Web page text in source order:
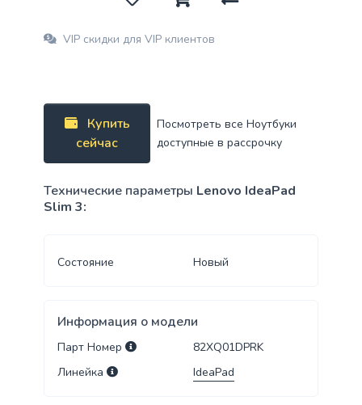
VIP скидки для VIP клиентов
Купить
сейчас
Посмотреть все Ноутбуки
доступные в рассрочку
Технические параметры Lenovo IdeaPad
Slim 3:
Состояние Новый
Информация о модели
Парт Номер
82XQ01DPRK
Линейка
IdeaPad